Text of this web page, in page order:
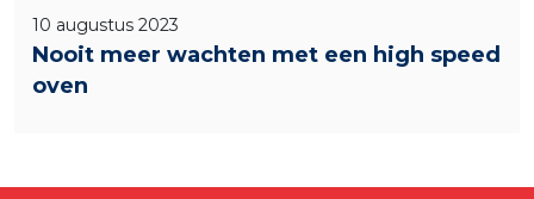
10 augustus 2023
Nooit meer wachten met een high speed
oven